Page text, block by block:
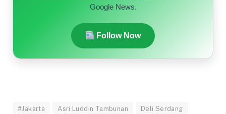
Google News.
Follow Now
#Jakarta Asri Luddin Tambunan Deli Serdang